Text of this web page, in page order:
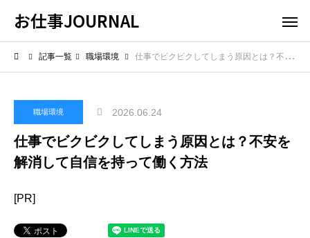
お仕事JOURNAL
記事一覧 職場環境 仕事でビクビクしてしまう原因とは？不安を解消して自信を持って働く方法
職場環境 2026.06.24
仕事でビクビクしてしまう原因とは？不安を
解消して自信を持って働く方法
[PR]